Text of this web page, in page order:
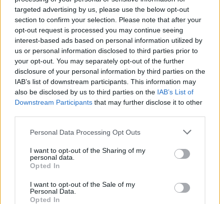
targeted advertising by us, please use the below opt-out
section to confirm your selection. Please note that after your
opt-out request is processed you may continue seeing
interest-based ads based on personal information utilized by
us or personal information disclosed to third parties prior to
your opt-out. You may separately opt-out of the further
disclosure of your personal information by third parties on the
IAB’s list of downstream participants. This information may
also be disclosed by us to third parties on the IAB’s List of
Downstream Participants that may further disclose it to other
Personal Data Processing Opt Outs
I want to opt-out of the Sharing of my
personal data.
Opted In
I want to opt-out of the Sale of my
Personal Data.
Opted In
elodázhatatlanná Magyarországon. Az ICEG EC és az
AMCHAM által szervezett, "Választások után- kritikus
döntések előtt...
KEDVES OLVASÓNK!
A keresett cikk a portfolio.hu hírarchívumához
tartozik, melynek olvasása előfizetéses
regisztrációhoz kötött.
Portfolio.hu teljes cikkarchívum
Kötéslisták: BÉT elmúlt 2 év napon belüli
kötéslistái
Előfizetés